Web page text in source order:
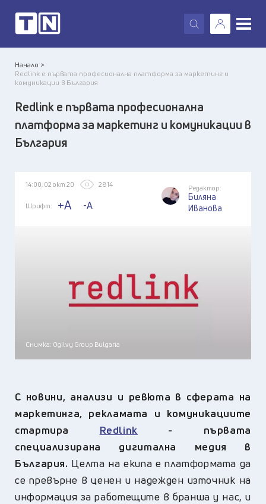
X
Начало >
Redlink е първата професионална платформа за маркетинг и
комуникации в България
Redlink е първата професионална
платформа за маркетинг и комуникации в
България
14:00, 02 окт 20 2814
Шрифт: +A -A
Редактор:
Биляна
Иванова
Снимка: Ogilvy Group Bulgaria
С новини, анализи и ревюта в сферата на
маркетинга, рекламата и комуникациите
стартира Redlink - първата
специализирана дигитална медия в
България. Целта на екипа eплатформата да
се превърне в ценен и надежден източник на
информация за работещите в бранша у нас, и